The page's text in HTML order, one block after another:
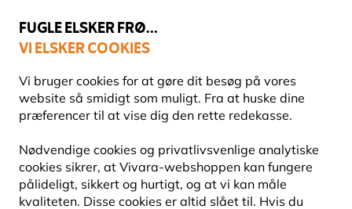
FUGLE ELSKER FRØ...
VI ELSKER COOKIES
Vi bruger cookies for at gøre dit besøg på vores
website så smidigt som muligt. Fra at huske dine
præferencer til at vise dig den rette redekasse.
Nødvendige cookies og privatlivsvenlige analytiske
cookies sikrer, at Vivara-webshoppen kan fungere
pålideligt, sikkert og hurtigt, og at vi kan måle
kvaliteten. Disse cookies er altid slået til. Hvis du
Fri fragt over 499 kr.
10% RABAT